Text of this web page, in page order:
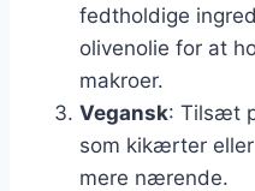
fedtholdige
olivenolie for at
makroer.
Vegansk: Tilsæt
som kikærter
mere nærende.